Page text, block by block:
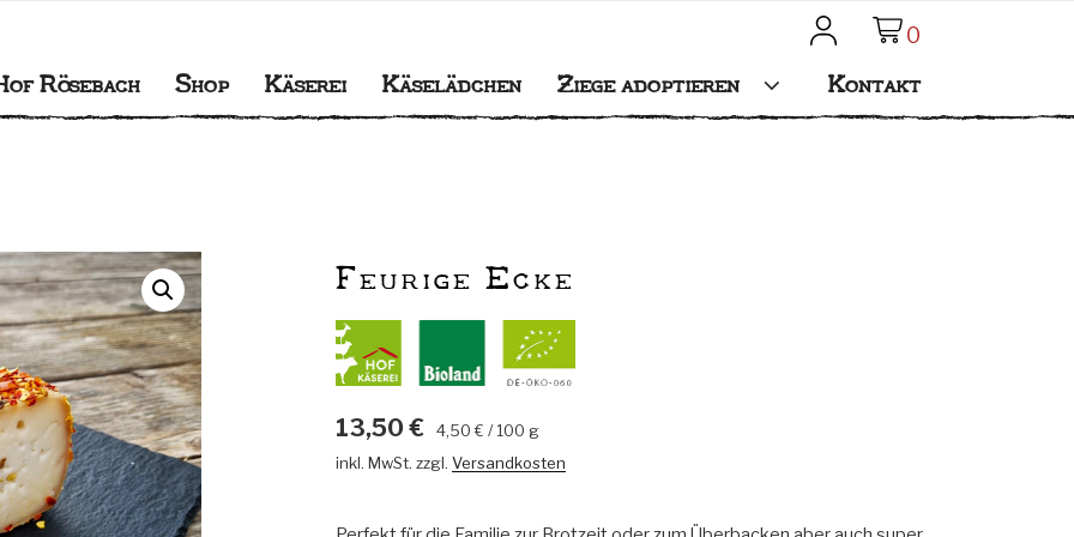
Mein Konto 0
Rösebach Shop Käserei Käselädchen Ziege adoptieren Kontakt
Feurige Ecke
13,50 € 4,50€ /100 g
inkl. MwSt. zzgl. Versandkosten